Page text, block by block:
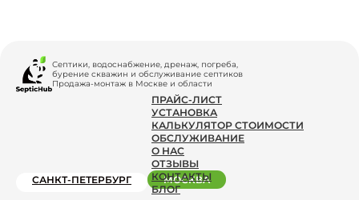
Септики, водоснабжение, дренаж, погреба,
бурение скважин и обслуживание септиков
Продажа-монтаж в Москве и области
ПРАЙС-ЛИСТ
УСТАНОВКА
КАЛЬКУЛЯТОР СТОИМОСТИ
ОБСЛУЖИВАНИЕ
О НАС
ОТЗЫВЫ
КОНТАКТЫ
БЛОГ
САНКТ-ПЕТЕРБУРГ МОСКВА